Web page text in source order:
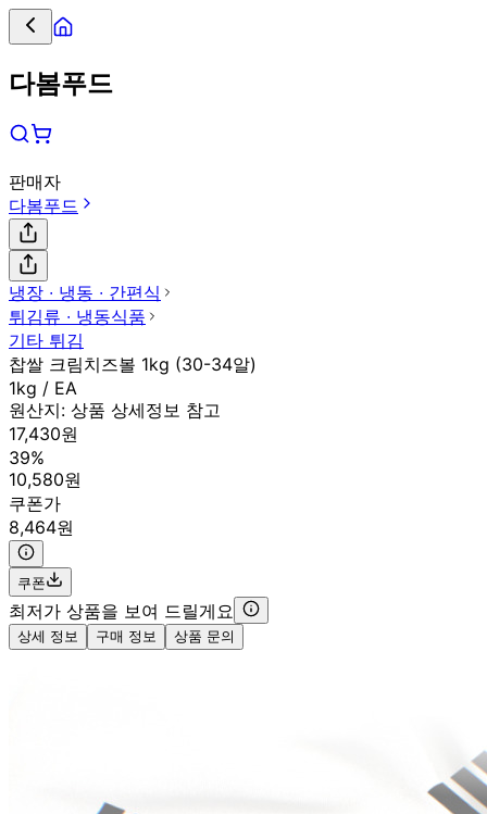
다봄푸드
판매자
다봄푸드
냉장 ∙ 냉동 ∙ 간편식
튀김류 ∙ 냉동식품
기타 튀김
찹쌀 크림치즈볼 1kg (30-34알)
1kg / EA
원산지: 상품 상세정보 참고
17,430원
39%
10,580원
쿠폰가
8,464원
쿠폰
최저가 상품을 보여 드릴게요
상세 정보 구매 정보 상품 문의